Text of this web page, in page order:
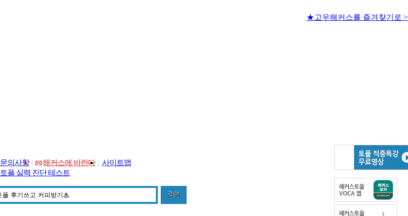
문의사항 해커스에 바란다
사이트맵
토플 실력 진단 테스트
★고우해커스를 즐겨찾기로 >
검색